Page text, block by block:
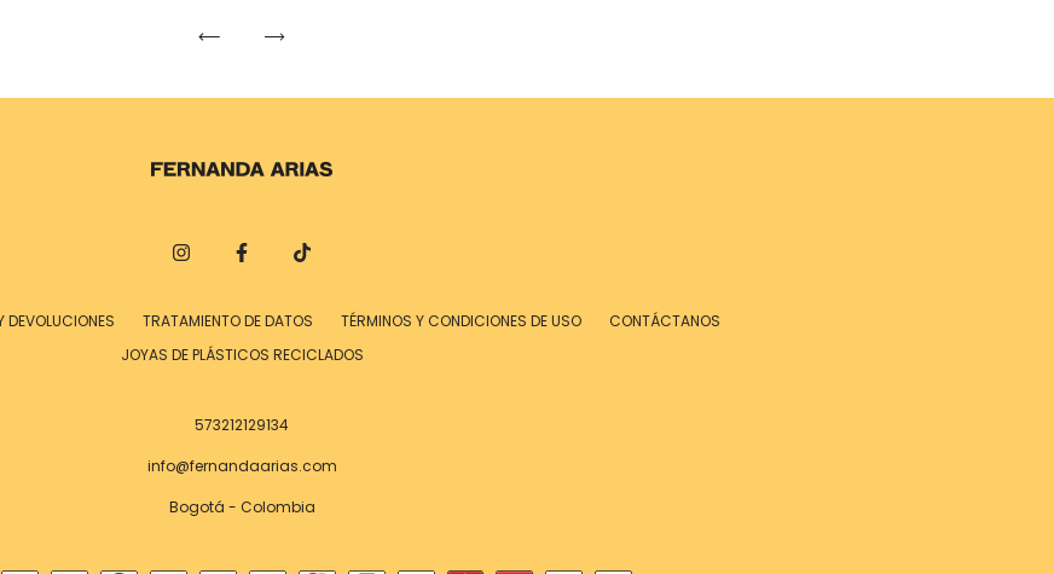
TRATAMIENTO DE DATOS TÉRMINOS Y CONDICIONES DE USO
CONTÁCTANOS
JOYAS DE PLÁSTICOS RECICLADOS
573212129134
info@fernandaarias.com
Bogotá - Colombia